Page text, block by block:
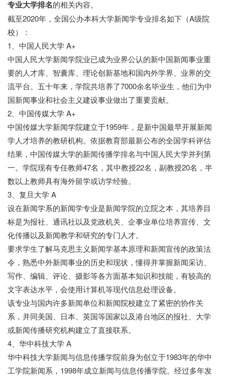
专业大学排名的相关内容。
截至2020年，全国公办本科大学新闻学专业排名如下（A级院
校）：
1、中国人民大学 A+
中国人民大学新闻学院业已成为业界公认的新中国新闻事业重
要的人才库、智囊库、理论创新基地和国内外学界、业界的交
流平台。五十年来，学院共培养了7000余名毕业生，他们为中
国新闻事业和社会主义建设事业做出了重要贡献。
2、中国传媒大学 A+
中国传媒大学新闻学院建立于1959年，是新中国最早开展新闻
学人才培养的教研机构。依据教育部最新公布的全国学科评估
结果，中国传媒大学的新闻传播学排名与中国人民大学并列第
一。学院现有专任教师47名，其中教授22名，副教授20名，半
数以上教师具有海外留学或访学经验。
3、复旦大学 A
设在新闻学系的新闻学专业是新闻学院的立院之本，其培养目
标是为报社、通讯社以及党政机关、企事业单位培养宣传、文
化传播以及新闻教学和研究的专门人才。
要求学生了解马克思主义新闻学基本原理和新闻宣传的政策法
令，熟悉中外新闻事业的历史和现状，懂得并掌握新闻采访、
写作、编辑、评论、摄影等各方面基本知识和技能，有较高的
文字表达水平，会使用计算机等现代信息处理设备。
该专业与国内许多新闻单位和新闻院校建立了紧密的协作关
系，并同美国、日本、英国等国家以及港台地区的报社、大学
或新闻传播研究机构建立了直接联系。
4、华中科技大学 A
华中科技大学新闻与信息传播学院前身为创立于1983年的华中
工学院新闻系，1998年成立新闻与信息传播学院。经过多年发